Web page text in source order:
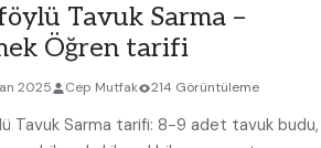
Tavuk Sarma –
Öğren tarifi
2025 Cep Mutfak 214 Görüntüleme
Tavuk Sarma tarifi: 8-9 adet tavuk budu,